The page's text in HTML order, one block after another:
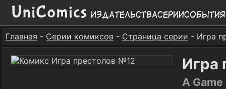
ИздательстваСерииСобытия
Главная - Серии комиксов - Страница серии - Игра
Игра
A